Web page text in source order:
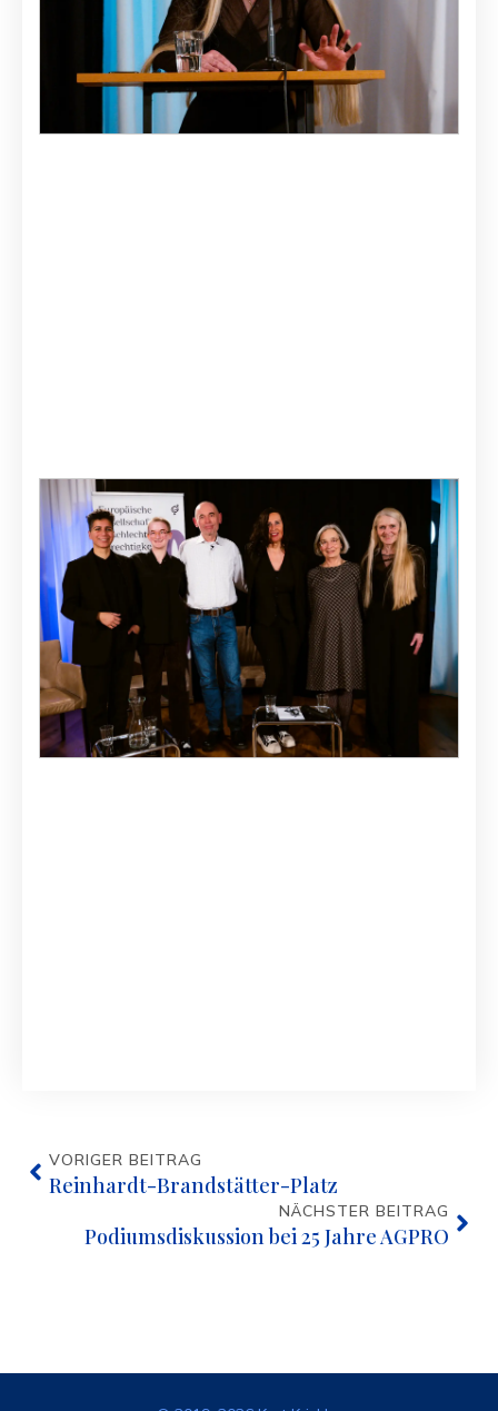
VORIGER BEITRAG
Reinhardt-Brandstätter-Platz
NÄCHSTER BEITRAG
Podiumsdiskussion bei 25 Jahre AGPRO